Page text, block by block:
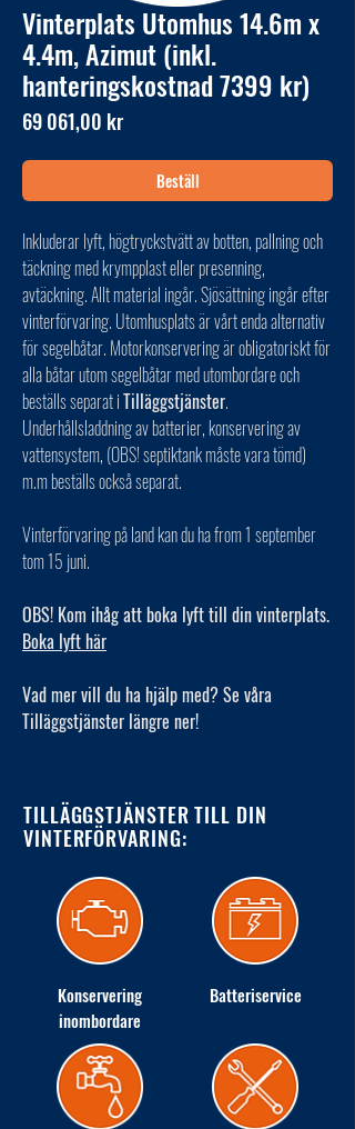
Vinterplats Utomhus 14.6m x
4.4m, Azimut (inkl.
hanteringskostnad 7399 kr)
69 061,00 krPris
Beställ
Inkluderar lyft, högtryckstvätt av botten, pallning och
täckning med krympplast eller presenning,
avtäckning. Allt material ingår. Sjösättning ingår efter
vinterförvaring. Utomhusplats är vårt enda alternativ
för segelbåtar. Motorkonservering är obligatoriskt för
alla båtar utom segelbåtar med utombordare och
beställs separat iTilläggstjänster.
Underhållsladdning av batterier, konservering av
vattensystem, (OBS! septiktank måste vara tömd)
m.m beställs också separat.
Vinterförvaring på land kan du ha from 1 september
tom 15 juni.
OBS! Kom ihåg att boka lyft till din vinterplats.
Boka lyft här
Vad mer vill du ha hjälp med? Se våra
Tilläggstjänster längre ner!
TILLÄGGSTJÄNSTER TILL DIN
VINTERFÖRVARING:
Konservering
inombordare
Batteriservice